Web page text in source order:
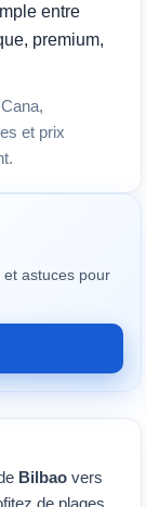
entre
premium,
et prix
astuces pour
Bilbao vers
de plages